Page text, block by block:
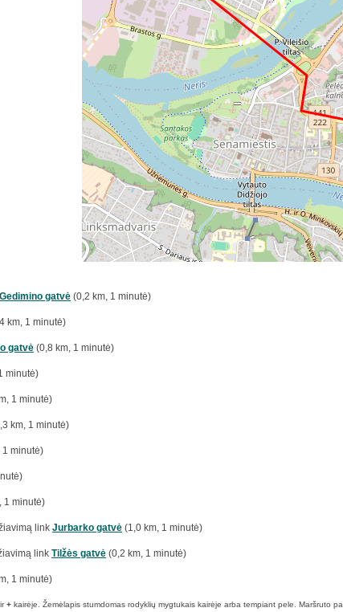
Gedimino gatvė (0,2 km, 1 minutė)
km, 1 minutė)
gatvė (0,8 km, 1 minutė)
minutė)
1 minutė)
km, 1 minutė)
1 minutė)
1 minutė)
link Jurbarko gatvė (1,0 km, 1 minutė)
link Tilžės gatvė (0,2 km, 1 minutė)
1 minutė)
ir+ kairėje. Žemėlapis stumdomas rodyklių mygtukais kairėje arba tempiant pele. Maršruto